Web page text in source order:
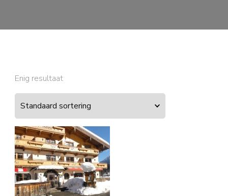
Enig resultaat